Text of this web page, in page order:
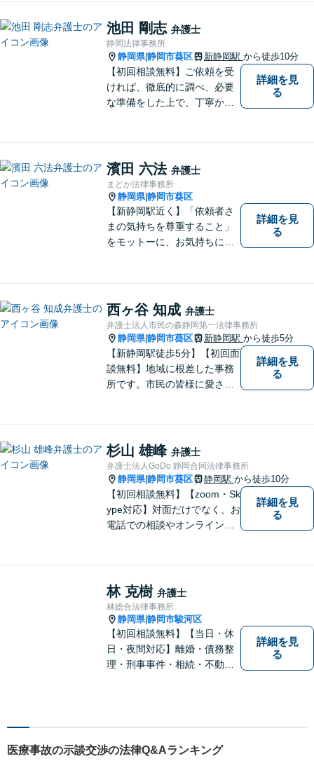
整理など企業に関わる問題を
幅広く取り扱っております。
どうぞお気軽にご相談くださ
い。
池田 剛志 弁護士
静岡法律事務所
静岡県|静岡市葵区 新静岡駅 から徒歩10分
【初回相談無料】ご依頼を受
ければ、徹底的に調べ、必要
な準備をした上で、丁寧かつ
の損害賠償請求事件、相続・
離婚、破産・個人再生等は、
私が力を注ぎ、得意としてい
る分野です。
詳細を見
る
濱田 六法 弁護士
まどか法律事務所
静岡県|静岡市葵区
【新静岡駅近く】「依頼者さ
まの気持ちを尊重すること」
をモットーに、お気持ちに寄
育費／財産分与などのお悩み
ご相談ください【交通事故】
豊富な経験と実績で早期に解
決
詳細を見
る
西ヶ谷 知成 弁護士
弁護士法人市民の森静岡第一法律事務所
静岡県|静岡市葵区 新静岡駅 から徒歩5分
【新静岡駅徒歩5分】【初回面
談無料】地域に根差した事務
所です。市民の皆様に愛され
軽にご連絡ください。
詳細を見
る
杉山 雄峰 弁護士
弁護士法人GoDo 静岡合同法律事務所
静岡県|静岡市葵区 静岡駅 から徒歩10分
【初回相談無料】【zoom・Sk
ype対応】対面だけでなく、お
電話での相談やオンライン相
だける最善の解決を目指しま
す。【ウェブ予約システムで
迅速な対応】
詳細を見
る
林 克樹 弁護士
林総合法律事務所
静岡県|静岡市駿河区
【初回相談無料】【当日・休
日・夜間対応】離婚・債務整
理・刑事事件・相続・不動産
す。法人・個人事業主の事業
自信があります。
詳細を見
る
医療事故の示談交渉の法律Q&Aランキング